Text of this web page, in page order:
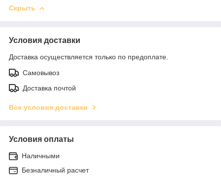
Скрыть
Условия доставки
Доставка осуществляется только по предоплате.
Самовывоз
Доставка почтой
Все условия доставки
Условия оплаты
Наличными
Безналичный расчет